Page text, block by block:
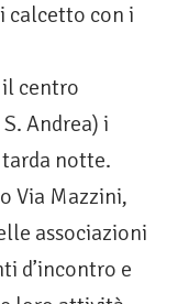
calcetto con i
il centro
Andrea) i
notte.
Via Mazzini,
associazioni
d’incontro e